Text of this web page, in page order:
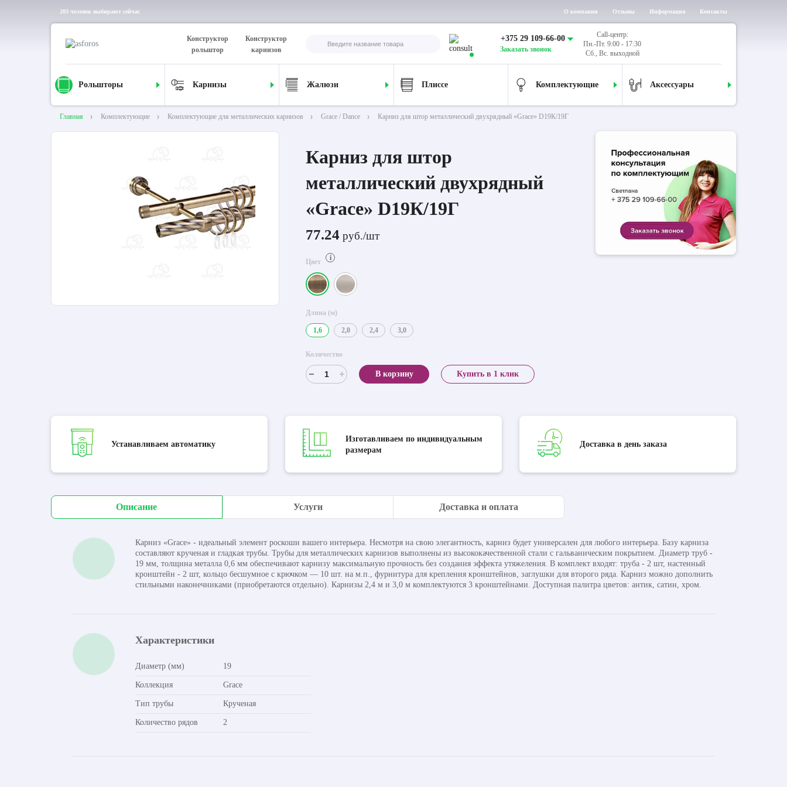
203 человек выбирают сейчас О компании Отзывы Информация Контакты
Конструктор
рольштор
Конструктор
карнизов
+375 29 109-66-00
Заказать звонок
Call-центр:
Пн.-Пт. 9:00 - 17:30
Сб., Вс. выходной
Рольшторы Карнизы Жалюзи Плиссе Комплектующие Аксессуары
Главная Комплектующие Комплектующие для металлических карнизов Grace / Dance Карниз для штор металлический двухрядный «Grace» D19К/19Г
Карниз для штор
металлический двухрядный
«Grace» D19К/19Г
77.24 руб./шт
Цвет i
Длина (м)
1,6 2,0 2,4 3,0
Количество
В корзину Купить в 1 клик
Устанавливаем автоматику
Изготавливаем по индивидуальным
размерам
Доставка в день заказа
Описание Услуги Доставка и оплата
Карниз «Grace» - идеальный элемент роскоши вашего интерьера. Несмотря на свою элегантность, карниз будет универсален для любого интерьера. Базу карниза
составляют крученая и гладкая трубы. Трубы для металлических карнизов выполнены из высококачественной стали с гальваническим покрытием. Диаметр труб -
19 мм, толщина металла 0,6 мм обеспечивают карнизу максимальную прочность без создания эффекта утяжеления. В комплект входят: труба - 2 шт, настенный
кронштейн - 2 шт, кольцо бесшумное с крючком — 10 шт. на м.п., фурнитура для крепления кронштейнов, заглушки для второго ряда. Карниз можно дополнить
стильными наконечниками (приобретаются отдельно). Карнизы 2,4 м и 3,0 м комплектуются 3 кронштейнами. Доступная палитра цветов: антик, сатин, хром.
Характеристики
Диаметр (мм) 19
Коллекция Grace
Тип трубы Крученая
Количество рядов 2